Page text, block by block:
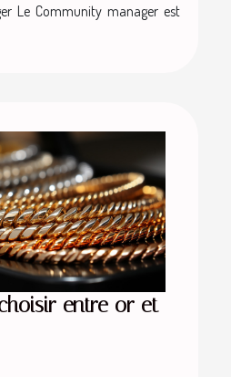
Le Community manager est
entre or et